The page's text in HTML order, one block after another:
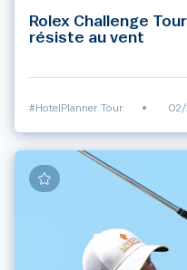
Rolex Challenge
résiste au vent
#HotelPlanner Tour • 02/